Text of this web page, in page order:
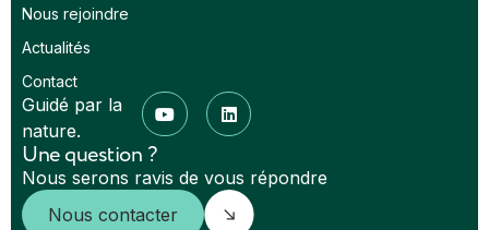
Nous rejoindre
Actualités
Contact
Guidé par la
nature.
Une question ?
Nous serons ravis de vous répondre
Nous contacter